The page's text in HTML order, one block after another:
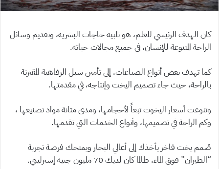
كان الهدف الرئيسي للعلم، هو تلبية حاجات البشرية، وتقديم وسائل
الراحة المتنوعة للإنسان، في جميع مجالات حياته.
كما تهدف بعض أنواع الصناعات، إلى تأمين سبل الرفاهية المقترنة
بالراحة، حيث جاء تصميم اليخت وإنتاجه، في مقدمتها.
وتنوعت أسعار اليخوت تبعاً لأحجامها، ومدى متانة مواد تصنيعها ،
وكم الراحة في تصميمها، وأنواع الخدمات التي تقدمها.
صُمم يخت فاخر يأخذك إلى أعالي البحار ويمنحك فرصة تجربة
“الطيران” فوق الماء، طالما كان لديك 70 مليون جنيه إسترليني.